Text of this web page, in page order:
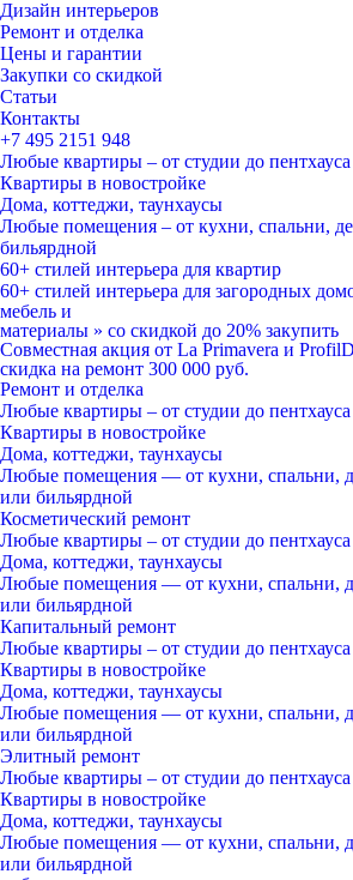
Дизайн интерьеров
Ремонт и отделка
Цены и гарантии
Закупки со скидкой
Статьи
Контакты
+7 495 2151 948
Любые квартиры – от студии до пентхауса
Квартиры в новостройке
Дома, коттеджи, таунхаусы
Любые помещения – от кухни, спальни,
бильярдной
60+ стилей интерьера для квартир
60+ стилей интерьера для загородных
мебель и
материалы » со скидкой до 20% закупить
Совместная акция от La Primavera и
скидка на ремонт 300 000 руб.
Ремонт и отделка
Любые квартиры – от студии до пентхауса
Квартиры в новостройке
Дома, коттеджи, таунхаусы
Любые помещения — от кухни, спальни,
или бильярдной
Косметический ремонт
Любые квартиры – от студии до пентхауса
Дома, коттеджи, таунхаусы
Любые помещения — от кухни, спальни,
или бильярдной
Капитальный ремонт
Любые квартиры – от студии до пентхауса
Квартиры в новостройке
Дома, коттеджи, таунхаусы
Любые помещения — от кухни, спальни,
или бильярдной
Элитный ремонт
Любые квартиры – от студии до пентхауса
Квартиры в новостройке
Дома, коттеджи, таунхаусы
Любые помещения — от кухни, спальни,
или бильярдной